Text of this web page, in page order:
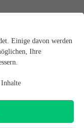
des
Einige davon werden
Ihre